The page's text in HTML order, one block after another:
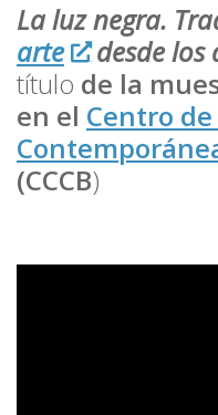
La luz negra.
arte
desde los
título de la
en el Centro
(CCCB)